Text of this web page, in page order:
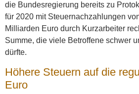
die Bundesregierung bereits zu
für 2020 mit Steuernachzahlungen
Milliarden Euro durch Kurzarbeiter
Summe, die viele Betroffene schwer
dürfte.
Höhere Steuern auf die
Euro